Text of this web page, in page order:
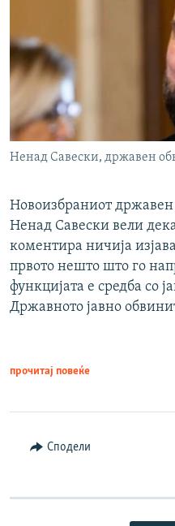
Ненад Савески, државен
Новоизбраниот државен
Ненад Савески вели
коментира ничија
првото нешто што го
функцијата е средба со
Државното јавно
прочитај повеќе
Сподели